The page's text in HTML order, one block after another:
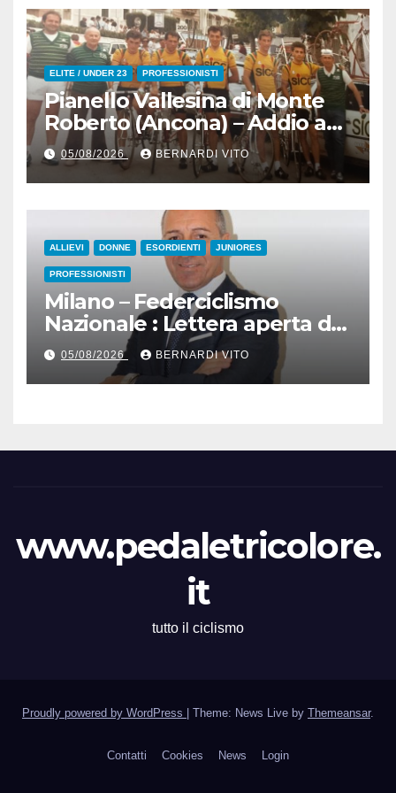
ELITE / UNDER 23 PROFESSIONISTI
Pianello Vallesina di Monte
Roberto (Ancona) – Addio ad
Alderino Bartoloni, Direttore
Sportivo rigorosamente
Gentile
05/08/2026 BERNARDI VITO
ALLIEVI DONNE ESORDIENTI JUNIORES
PROFESSIONISTI
Milano – Federciclismo
Nazionale : Lettera aperta del
Presidente Cordiano
Dagnoni
05/08/2026 BERNARDI VITO
www.pedaletricolore.
it
tutto il ciclismo
Proudly powered by WordPress | Theme: News Live by Themeansar.
Contatti Cookies News Login